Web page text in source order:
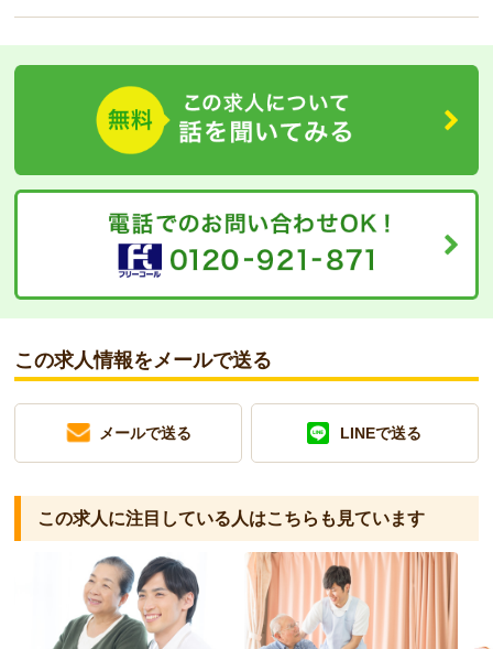
この求人情報をメールで送る
メールで送る LINEで送る
この求人に注目している人はこちらも見ています